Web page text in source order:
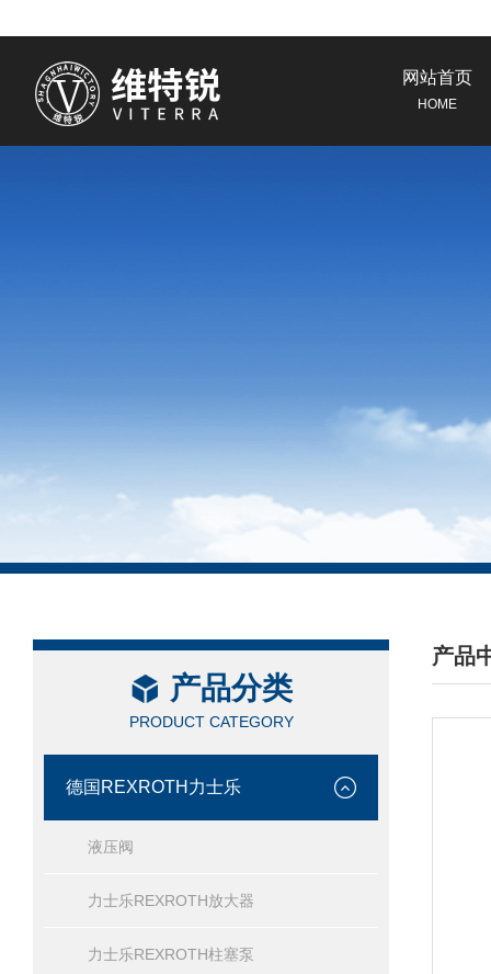
网站首页
HOME
产品分类
PRODUCT CATEGORY
德国REXROTH力士乐
液压阀
力士乐REXROTH放大器
力士乐REXROTH柱塞泵
产品
/